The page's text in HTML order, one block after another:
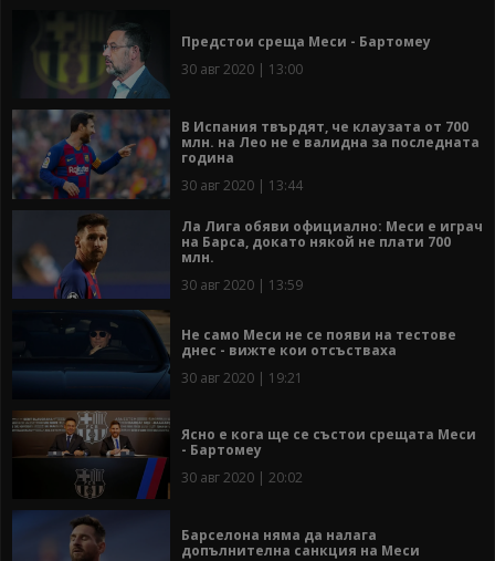
Предстои среща Меси - Бартомеу
30 авг 2020 | 13:00
В Испания твърдят, че клаузата от 700
млн. на Лео не е валидна за последната
година
30 авг 2020 | 13:44
Ла Лига обяви официално: Меси е играч
на Барса, докато някой не плати 700
млн.
30 авг 2020 | 13:59
Не само Меси не се появи на тестове
днес - вижте кои отсъстваха
30 авг 2020 | 19:21
Ясно е кога ще се състои срещата Меси
- Бартомеу
30 авг 2020 | 20:02
Барселона няма да налага
допълнителна санкция на Меси